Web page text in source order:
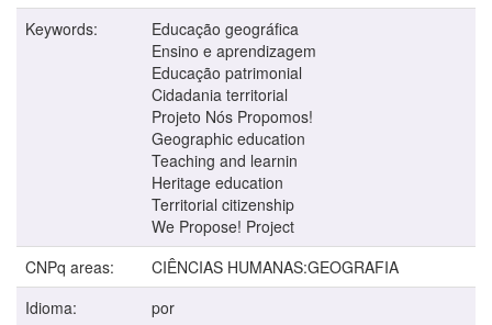
Keywords:
Educação geográfica
Ensino e aprendizagem
Educação patrimonial
Cidadania territorial
Projeto Nós Propomos!
Geographic education
Teaching and learnin
Heritage education
Territorial citizenship
We Propose! Project
CNPq areas:
CIÊNCIAS HUMANAS:GEOGRAFIA
Idioma:
por